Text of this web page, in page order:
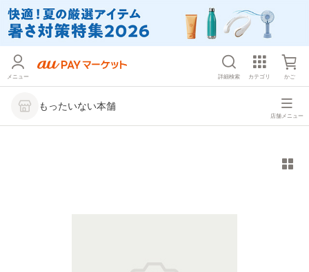
メニュー 詳細検索 カテゴリ かご
もったいない本舗
店舗メニュー